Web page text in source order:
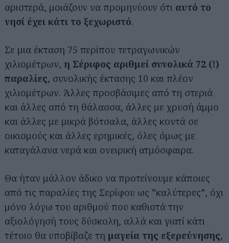
αριστερά, μοιάζουν να προμηνύουν ότι αυτό το
νησί έχει κάτι το ξεχωριστό.
Σε μια έκταση 75 περίπου τετραγωνικών
χιλιομέτρων, η Σέριφος αριθμεί συνολικά 72 (!)
παραλίες, συνολικής έκτασης 10 και πλέον
χιλιομέτρων. Άλλες προσβάσιμες από τη στεριά
και άλλες από τη θάλασσα, άλλες με χρυσή άμμο
και άλλες με μικρά βότσαλα, άλλες κοντά σε
οικισμούς και άλλες ερημικές, όλες όμως με
καταγάλανα νερά και ονειρική ατμόσφαιρα.
Θα ήταν μάλλον άδικο να προτείνουμε κάποιες
από τις παραλίες της Σερίφου ως ”καλύτερες”, όχι
μόνο λόγω του αριθμού που καθιστά την
αξιολόγησή τους δύσκολη, αλλά και γιατί κάτι
τέτοιο θα υποβίβαζε τη μαγεία της εξερεύνησης,